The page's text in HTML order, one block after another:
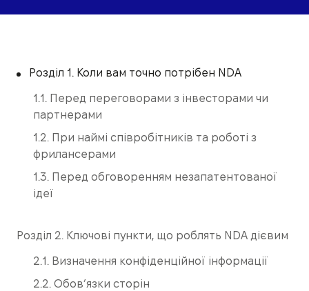
Розділ 1. Коли вам точно потрібен NDA
1.1. Перед переговорами з інвесторами чи
партнерами
1.2. При наймі співробітників та роботі з
фрилансерами
1.3. Перед обговоренням незапатентованої
ідеї
Розділ 2. Ключові пункти, що роблять NDA дієвим
2.1. Визначення конфіденційної інформації
2.2. Обов’язки сторін